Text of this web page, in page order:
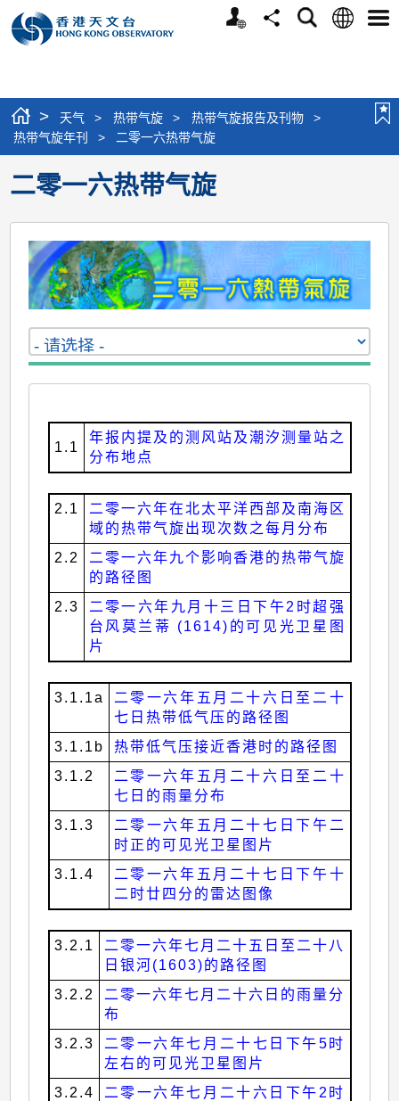
个
分
搜
语
选
> 天气 > 热带气旋 > 热带气旋报告及刊物
>
热带气旋年刊
> 二零一六热带气旋
二零一六热带气旋
1.1
年报内提及的测风站及潮汐测量站之
分布地点
2.1
二零一六年在北太平洋西部及南海区
域的热带气旋出现次数之每月分布
2.2
二零一六年九个影响香港的热带气旋
的路径图
2.3
二零一六年九月十三日下午2时超强
台风莫兰蒂 (1614)的可见光卫星图
片
3.1.1a
二零一六年五月二十六日至二十
七日热带低气压的路径图
3.1.1b
热带低气压接近香港时的路径图
3.1.2
二零一六年五月二十六日至二十
七日的雨量分布
3.1.3
二零一六年五月二十七日下午二
时正的可见光卫星图片
3.1.4
二零一六年五月二十七日下午十
二时廿四分的雷达图像
3.2.1
二零一六年七月二十五日至二十八
日银河(1603)的路径图
3.2.2
二零一六年七月二十六日的雨量分
布
3.2.3
二零一六年七月二十七日下午5时
左右的可见光卫星图片
3.2.4
二零一六年七月二十六日下午2时